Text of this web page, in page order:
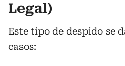
Legal)
Este tipo de despido se
casos: